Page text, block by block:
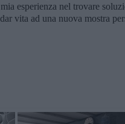
esperienza nel trovare
vita ad una nuova mostra